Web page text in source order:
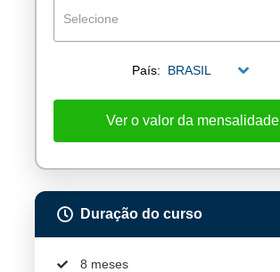
Selecione
País: BRASIL
Ver o valor da mensalidade
Duração do curso
8 meses